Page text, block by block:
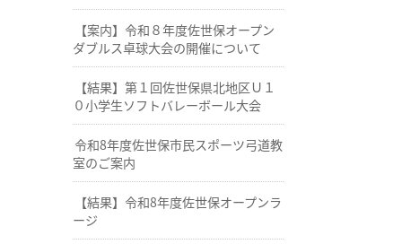
【案内】令和８年度佐世保オープン
ダブルス卓球大会の開催について
【結果】第１回佐世保県北地区Ｕ１
０小学生ソフトバレーボール大会
令和8年度佐世保市民スポーツ弓道教
室のご案内
【結果】令和8年度佐世保オープンラ
ージ